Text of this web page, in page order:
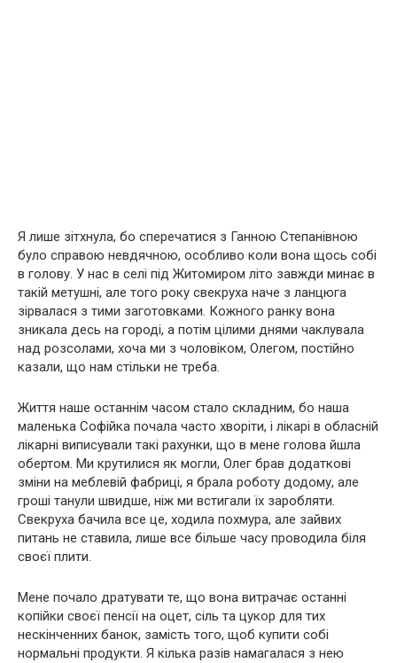
Я лише зітхнула, бо сперечатися з Ганною Степанівною
було справою невдячною, особливо коли вона щось собі
в голову. У нас в селі під Житомиром літо завжди минає в
такій метушні, але того року свекруха наче з ланцюга
зірвалася з тими заготовками. Кожного ранку вона
зникала десь на городі, а потім цілими днями чаклувала
над розсолами, хоча ми з чоловіком, Олегом, постійно
казали, що нам стільки не треба.
Життя наше останнім часом стало складним, бо наша
маленька Софійка почала часто хворіти, і лікарі в обласній
лікарні виписували такі рахунки, що в мене голова йшла
обертом. Ми крутилися як могли, Олег брав додаткові
зміни на меблевій фабриці, я брала роботу додому, але
гроші танули швидше, ніж ми встигали їх заробляти.
Свекруха бачила все це, ходила похмура, але зайвих
питань не ставила, лише все більше часу проводила біля
своєї плити.
Мене почало дратувати те, що вона витрачає останні
копійки своєї пенсії на оцет, сіль та цукор для тих
нескінченних банок, замість того, щоб купити собі
нормальні продукти. Я кілька разів намагалася з нею